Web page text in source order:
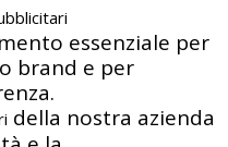
essenziale per
brand e per
della nostra azienda